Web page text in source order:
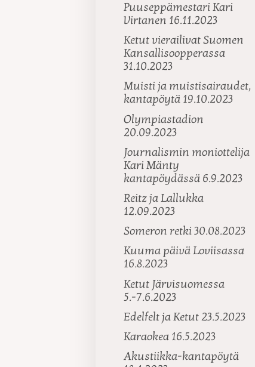
Puuseppämestari Kari
Virtanen 16.11.2023
Ketut vierailivat Suomen
Kansallisoopperassa
31.10.2023
Muisti ja muistisairaudet,
kantapöytä 19.10.2023
Olympiastadion
20.09.2023
Journalismin moniottelija
Kari Mänty
kantapöydässä 6.9.2023
Reitz ja Lallukka
12.09.2023
Someron retki 30.08.2023
Kuuma päivä Loviisassa
16.8.2023
Ketut Järvisuomessa
5.-7.6.2023
Edelfelt ja Ketut 23.5.2023
Karaokea 16.5.2023
Akustiikka-kantapöytä